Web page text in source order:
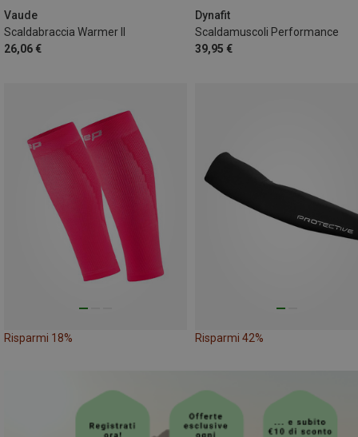
Vaude
Scaldabraccia Warmer II
26,06 €
Dynafit
Scaldamuscoli Performance
39,95 €
Risparmi 18% Risparmi 42%